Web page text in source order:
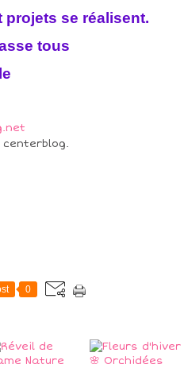
se réalisent.
tous
centerblog.
0